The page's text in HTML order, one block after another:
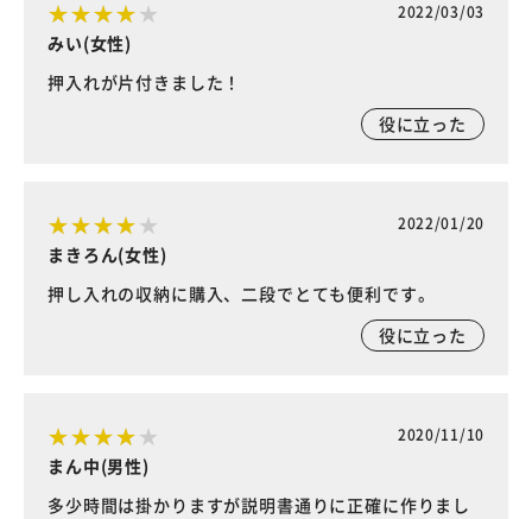
2022/03/03
みい(女性)
押入れが片付きました！
役に立った
2022/01/20
まきろん(女性)
押し入れの収納に購入、二段でとても便利です。
役に立った
2020/11/10
まん中(男性)
多少時間は掛かりますが説明書通りに正確に作りまし